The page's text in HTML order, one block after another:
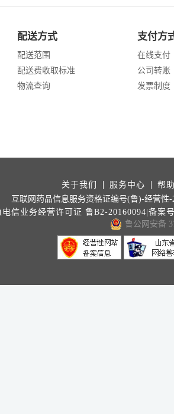
配送方式
配送范围
配送费收取标准
物流查询
支付方
在线支付
公司转账
发票制度
关于我们 服务中心
帮
互联网药品信息服务资格证编号(鲁)-经营性-
电信业务经营许可证 鲁B2-20160094|备案
鲁公网安备